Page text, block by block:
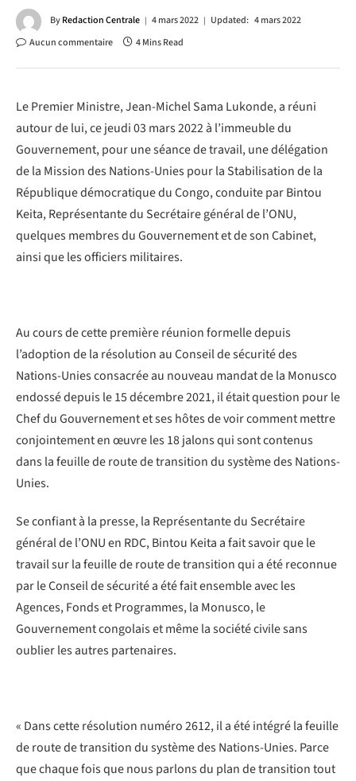
ByRedaction Centrale 4 mars 2022 Updated: 4 mars 2022
Aucun commentaire
4 Mins Read
Le Premier Ministre, Jean-Michel Sama Lukonde, a réuni
autour de lui, ce jeudi 03 mars 2022 à l’immeuble du
Gouvernement, pour une séance de travail, une délégation
de la Mission des Nations-Unies pour la Stabilisation de la
République démocratique du Congo, conduite par Bintou
Keita, Représentante du Secrétaire général de l’ONU,
quelques membres du Gouvernement et de son Cabinet,
ainsi que les officiers militaires.
Au cours de cette première réunion formelle depuis
l’adoption de la résolution au Conseil de sécurité des
Nations-Unies consacrée au nouveau mandat de la Monusco
endossé depuis le 15 décembre 2021, il était question pour le
Chef du Gouvernement et ses hôtes de voir comment mettre
conjointement en œuvre les 18 jalons qui sont contenus
dans la feuille de route de transition du système des Nations-
Unies.
Se confiant à la presse, la Représentante du Secrétaire
général de l’ONU en RDC, Bintou Keita a fait savoir que le
travail sur la feuille de route de transition qui a été reconnue
par le Conseil de sécurité a été fait ensemble avec les
Agences, Fonds et Programmes, la Monusco, le
Gouvernement congolais et même la société civile sans
oublier les autres partenaires.
« Dans cette résolution numéro 2612, il a été intégré la feuille
de route de transition du système des Nations-Unies. Parce
que chaque fois que nous parlons du plan de transition tout